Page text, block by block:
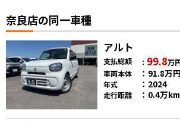
奈良店の同一車種
アルト
支払総額 99.8万
車両本体
91.8万円
年式 2024
走行距離 0.4万km